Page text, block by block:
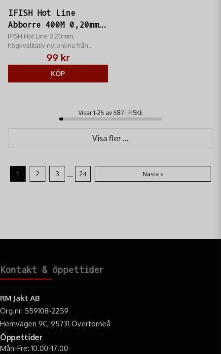
IFISH Hot Line
Abborre 400M 0,20mm
Nylonlina
IFISH Hot Line 0,20mm,
högkvalitativ nylonlina från
Tyskland. Perfekt för abborrfiske.
400m längd.
99 kr
KÖP
Visar 1-25 av 587 i FISKE
Visa fler ...
1 2 3 ... 24 Nästa »
Kontakt & öppettider
RM Jakt AB
Org.nr: 559108-2259
Hemvägen 9C, 95731 Övertorneå
Öppettider
Mån-Fre: 10.00-17.00